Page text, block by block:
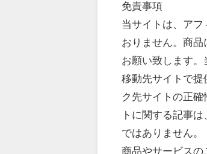
免責事項
当サイトは、ア
おりません。商
お願い致します。
移動先サイトで提
ク先サイトの正
トに関する記事
ではありません。
商品やサービスの